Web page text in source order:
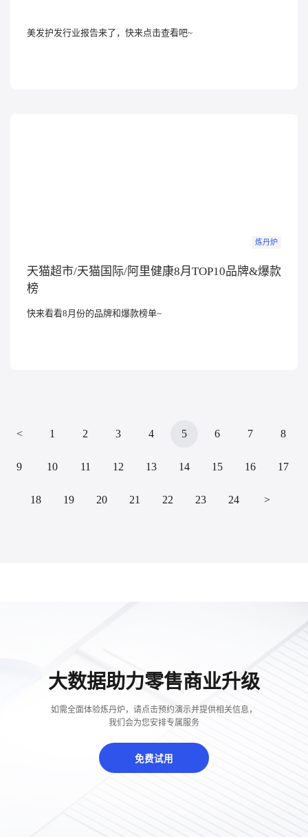
美发护发行业报告来了，快来点击查看吧~
炼丹炉
天猫超市/天猫国际/阿里健康8月TOP10品牌&爆款
榜
快来看看8月份的品牌和爆款榜单~
< 1 2 3 4 5 6 7 8
9 10 11 12 13 14 15 16 17
18 19 20 21 22 23 24 >
大数据助力零售商业升级
如需全面体验炼丹炉，请点击预约演示并提供相关信息，
我们会为您安排专属服务
免费试用